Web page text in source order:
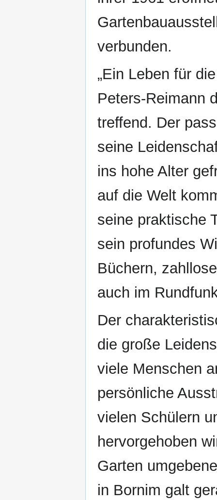
verbunden.
„Ein Leben für
Peters-Reimann
treffend. Der
seine
ins hohe Alter
auf die Welt
seine praktische
sein profundes
Büchern,
auch im
Der
die große
viele Menschen
persönliche
vielen Schülern
hervorgehoben
Garten
in Bornim galt